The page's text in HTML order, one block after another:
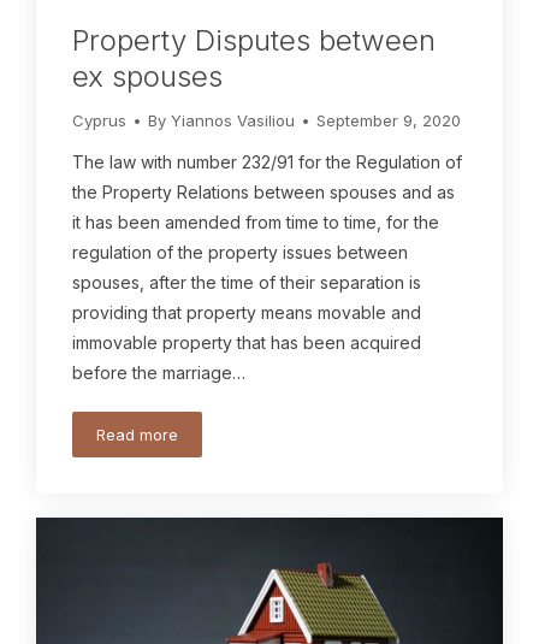
Property Disputes between
ex spouses
Cyprus By Yiannos Vasiliou September 9, 2020
The law with number 232/91 for the Regulation of
the Property Relations between spouses and as
it has been amended from time to time, for the
regulation of the property issues between
spouses, after the time of their separation is
providing that property means movable and
immovable property that has been acquired
before the marriage…
Read more